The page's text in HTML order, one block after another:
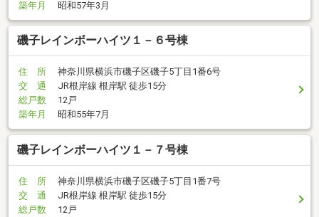
築年月
昭和57年3月
磯子レインボーハイツ１－６号棟
住 所
神奈川県横浜市磯子区磯子5丁目1番6号
交 通
JR根岸線 根岸駅 徒歩15分
総戸数
12戸
築年月
昭和55年7月
磯子レインボーハイツ１－７号棟
住 所
神奈川県横浜市磯子区磯子5丁目1番7号
交 通
JR根岸線 根岸駅 徒歩15分
総戸数
12戸